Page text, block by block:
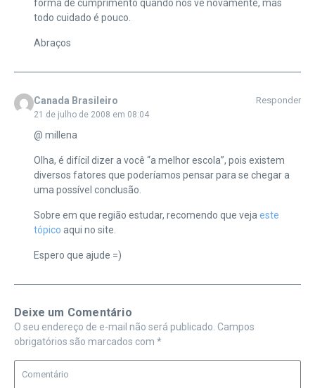
forma de cumprimento quando nos vê novamente, mas
todo cuidado é pouco.
Abraços
Canada Brasileiro
21 de julho de 2008 em 08:04
Responder
@ millena
Olha, é difícil dizer a você “a melhor escola”, pois existem
diversos fatores que poderíamos pensar para se chegar a
uma possível conclusão.
Sobre em que região estudar, recomendo que veja este
tópico aqui no site.
Espero que ajude =)
Deixe um Comentário
O seu endereço de e-mail não será publicado. Campos
obrigatórios são marcados com *